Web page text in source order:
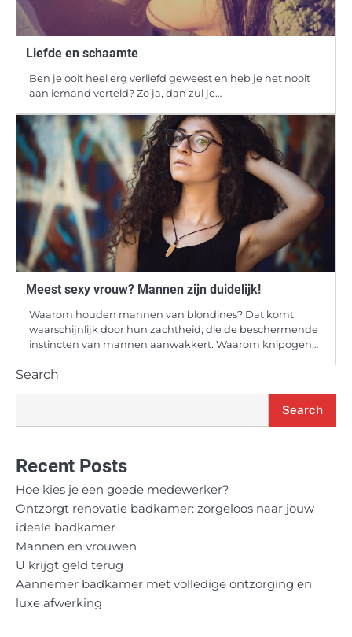
Liefde en schaamte
Ben je ooit heel erg verliefd geweest en heb je het nooit
aan iemand verteld? Zo ja, dan zul je…
Meest sexy vrouw? Mannen zijn duidelijk!
Waarom houden mannen van blondines? Dat komt
waarschijnlijk door hun zachtheid, die de beschermende
instincten van mannen aanwakkert. Waarom knipogen…
Search
Search
Recent Posts
Hoe kies je een goede medewerker?
Ontzorgt renovatie badkamer: zorgeloos naar jouw
ideale badkamer
Mannen en vrouwen
U krijgt geld terug
Aannemer badkamer met volledige ontzorging en
luxe afwerking